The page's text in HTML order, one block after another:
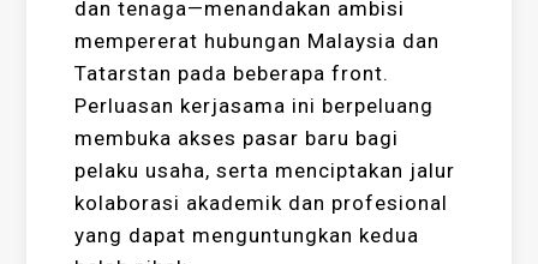
dan tenaga—menandakan ambisi
mempererat hubungan Malaysia dan
Tatarstan pada beberapa front.
Perluasan kerjasama ini berpeluang
membuka akses pasar baru bagi
pelaku usaha, serta menciptakan jalur
kolaborasi akademik dan profesional
yang dapat menguntungkan kedua